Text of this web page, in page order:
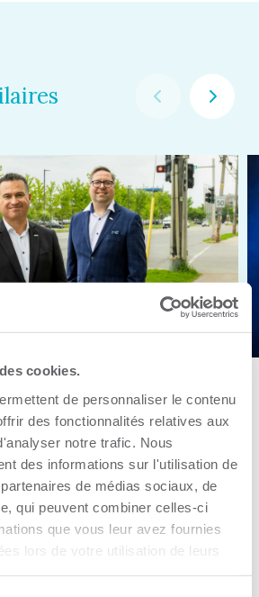
cookies.
de personnaliser le contenu
des fonctionnalités relatives aux
notre trafic. Nous
des informations sur l'utilisation de
de médias sociaux, de
qui peuvent combiner celles-ci
que vous leur avez fournies
lors de votre utilisation de leurs
devient le nouveau
la CCI3R
assemblée générale annuelle
Chambre de commerce et